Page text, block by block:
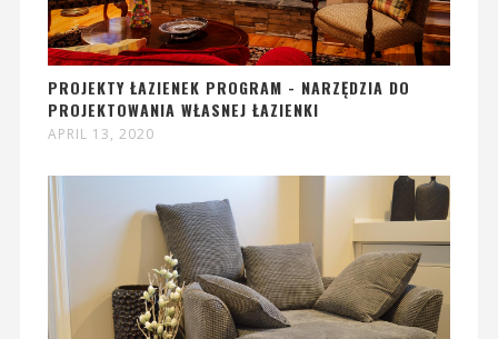
PROJEKTY ŁAZIENEK PROGRAM - NARZĘDZIA DO
PROJEKTOWANIA WŁASNEJ ŁAZIENKI
APRIL 13, 2020